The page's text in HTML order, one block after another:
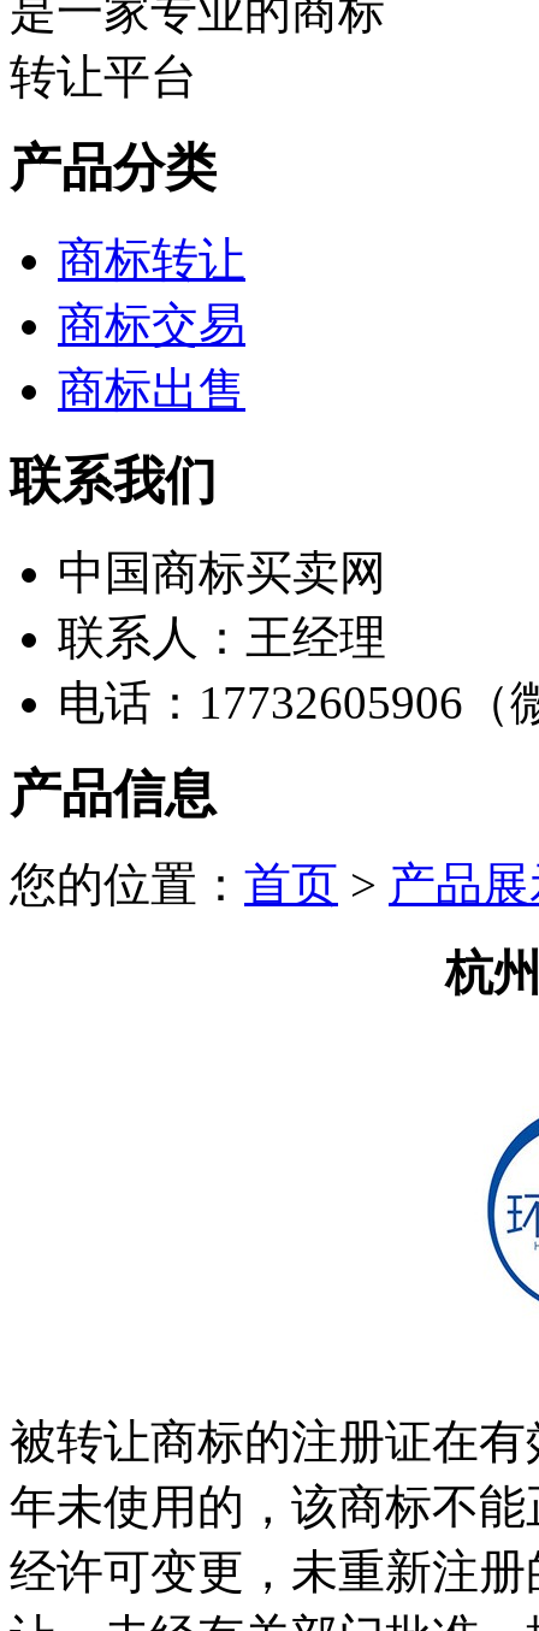
产品分类
商标转让
商标交易
商标出售
联系我们
中国商标买卖网
联系人：王经理
电话：17732605906（
产品信息
您的位置： 首页 > 产品
杭
被转让商标的注册证在
年未使用的，该商标不
经许可变更，未重新注